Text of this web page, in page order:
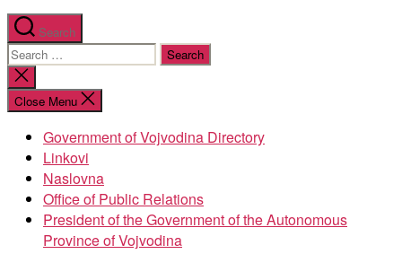
Search
Search
for:
Close
search
Close Menu
Government of Vojvodina Directory
Linkovi
Naslovna
Office of Public Relations
President of the Government of the Autonomous
Province of Vojvodina